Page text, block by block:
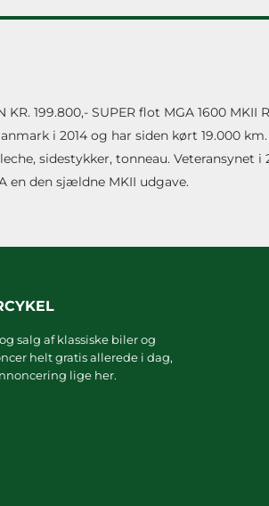
199.800,- SUPER flot MGA 1600 MKII
i 2014 og har siden kørt 19.000
sidestykker, tonneau. Veteransynet i
en den sjældne MKII udgave.
salg af klassiske biler og
helt gratis allerede i dag,
lige her.